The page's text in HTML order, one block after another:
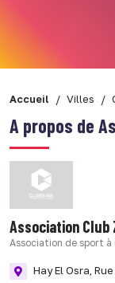
Accueil Villes
A propos de
Association Club
Association de sport à
Hay El Osra, Rue